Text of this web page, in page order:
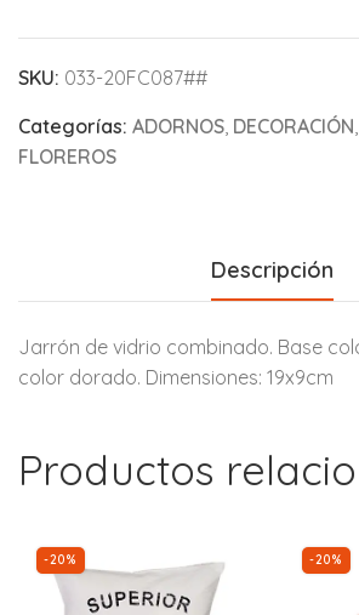
SKU: 033-20FC087##
Categorías: ADORNOS, DECORACIÓN,
FLOREROS
Descripción
Jarrón de vidrio combinado. Base
color dorado. Dimensiones: 19x9cm
Productos
-20% -20%